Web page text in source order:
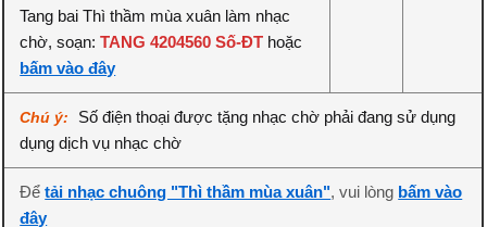
Tang bai Thì thầm mùa xuân làm nhạc
chờ, soạn:TANG 4204560 Số-ĐT hoặc
bấm vào đây
Chú ý:
Số điện thoại được tặng nhạc chờ phải đang sử dụng
dụng dịch vụ nhạc chờ
Đểtải nhạc chuông "Thì thầm mùa xuân", vui lòng bấm vào
đây